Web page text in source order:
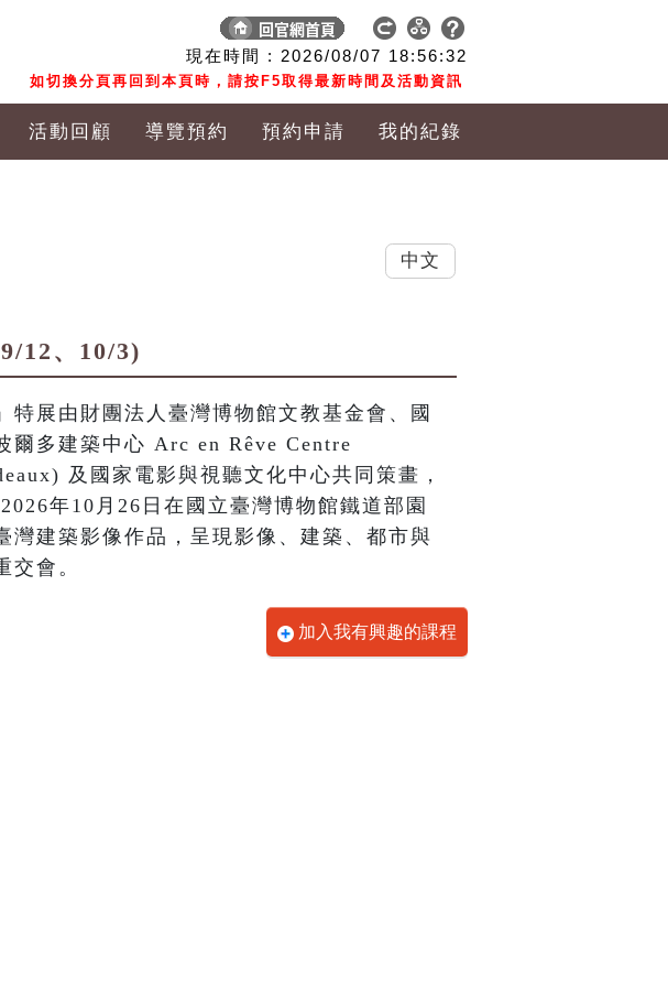
現在時間 : 2026/08/07 18:56:33
如切換分頁再回到本頁時，請按F5取得最新時間及活動資訊
活動回顧 導覽預約 預約申請 我的紀錄
12、10/3)
特展由財團法人臺灣博物館文教基金會、國
爾多建築中心 Arc en Rêve Centre
及國家電影與視聽文化中心共同策畫，
年10月26日在國立臺灣博物館鐵道部園
灣建築影像作品，呈現影像、建築、都市與
交會。
加入我有興趣的課程